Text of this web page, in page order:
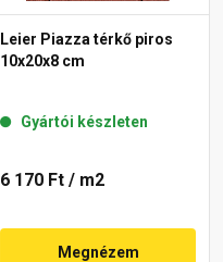
Leier Piazza térkő piros
10x20x8 cm
Gyártói készleten
6 170 Ft / m2
Megnézem